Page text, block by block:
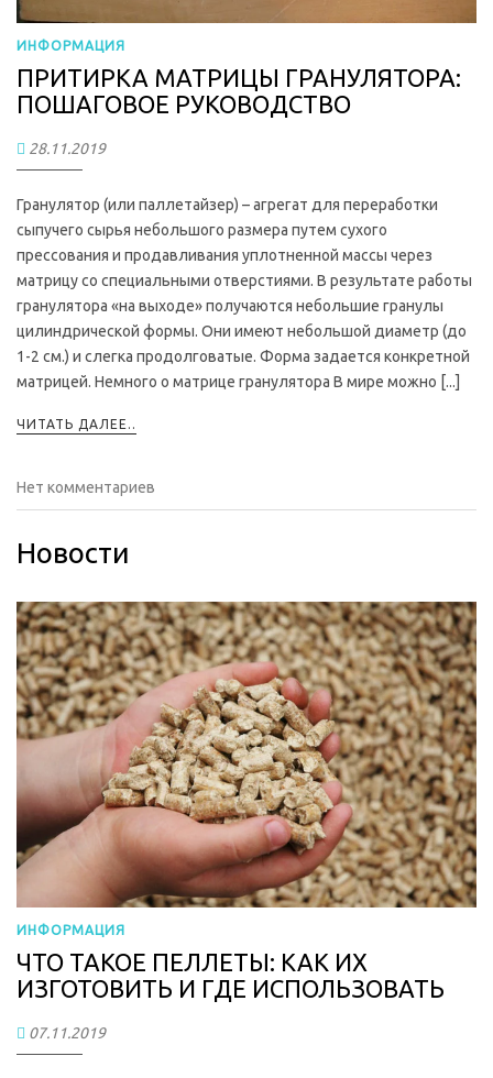
ИНФОРМАЦИЯ
ПРИТИРКА МАТРИЦЫ ГРАНУЛЯТОРА:
ПОШАГОВОЕ РУКОВОДСТВО
28.11.2019
Гранулятор (или паллетайзер) – агрегат для переработки
сыпучего сырья небольшого размера путем сухого
прессования и продавливания уплотненной массы через
матрицу со специальными отверстиями. В результате работы
гранулятора «на выходе» получаются небольшие гранулы
цилиндрической формы. Они имеют небольшой диаметр (до
1-2 см.) и слегка продолговатые. Форма задается конкретной
матрицей. Немного о матрице гранулятора В мире можно [...]
ЧИТАТЬ ДАЛЕЕ..
Нет комментариев
Новости
ИНФОРМАЦИЯ
ЧТО ТАКОЕ ПЕЛЛЕТЫ: КАК ИХ
ИЗГОТОВИТЬ И ГДЕ ИСПОЛЬЗОВАТЬ
07.11.2019